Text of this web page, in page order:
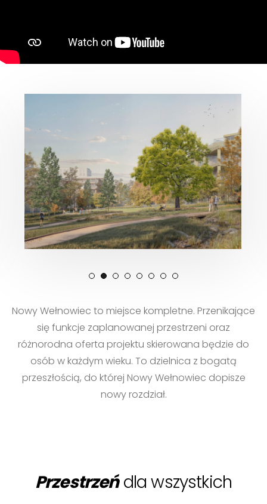
Nowy Wełnowiec to miejsce kompletne. Przenikające
się funkcje zaplanowanej przestrzeni oraz
różnorodna oferta projektu skierowana będzie do
osób w każdym wieku. To dzielnica z bogatą
przeszłością, do której Nowy Wełnowiec dopisze
nowy rozdział.
Przestrzeńdla wszystkich